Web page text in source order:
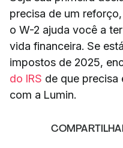
precisa de um
o W-2 ajuda você a
vida financeira. Se
impostos de 2025,
do IRS de que precisa
com a Lumin.